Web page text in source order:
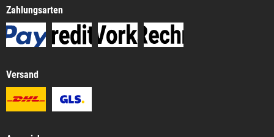
Zahlungsarten
Versand